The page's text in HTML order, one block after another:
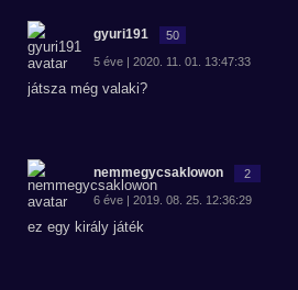
gyuri191 50
5 éve | 2020. 11. 01. 13:47:33
játsza még valaki?
nemmegycsaklowon 2
6 éve | 2019. 08. 25. 12:36:29
ez egy király játék